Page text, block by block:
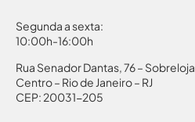
Segunda a sexta:
10:00h-16:00h
Rua Senador Dantas, 76 – Sobreloja
Centro – Rio de Janeiro – RJ
CEP: 20031-205